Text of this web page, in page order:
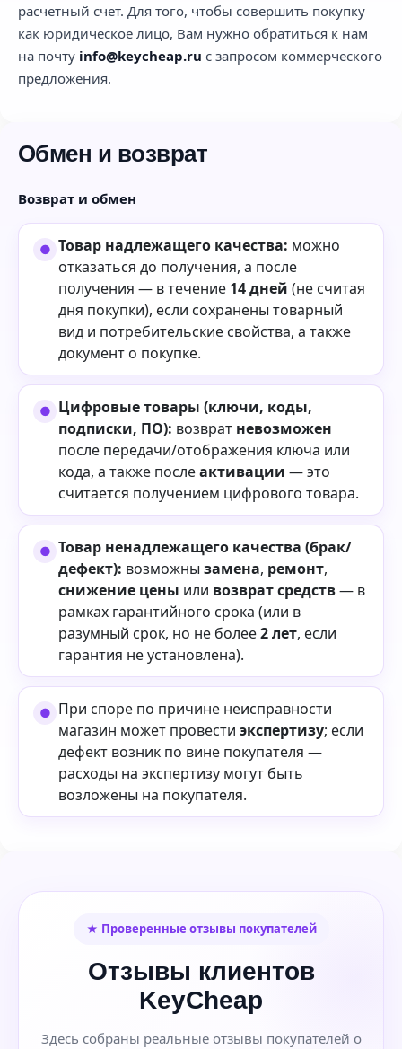
расчетный счет. Для того, чтобы совершить покупку
как юридическое лицо, Вам нужно обратиться к нам
на почту info@keycheap.ru с запросом коммерческого
предложения.
Обмен и возврат
Возврат и обмен
Товар надлежащего качества: можно
отказаться до получения, а после
получения — в течение 14 дней (не считая
дня покупки), если сохранены товарный
вид и потребительские свойства, а также
документ о покупке.
Цифровые товары (ключи, коды,
подписки, ПО): возврат невозможен
после передачи/отображения ключа или
кода, а также послеактивации — это
считается получением цифрового товара.
Товар ненадлежащего качества (брак/
дефект): возможны замена, ремонт,
снижение цены или возврат средств— в
рамках гарантийного срока (или в
разумный срок, но не более2 лет, если
гарантия не установлена).
При споре по причине неисправности
магазин может провести экспертизу; если
дефект возник по вине покупателя —
расходы на экспертизу могут быть
возложены на покупателя.
★ Проверенные отзывы покупателей
Отзывы клиентов
KeyCheap
Здесь собраны реальные отзывы покупателей о